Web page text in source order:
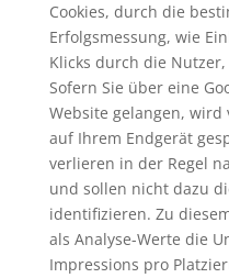
Cookies, durch die
Erfolgsmessung, wie
Klicks durch die
Sofern Sie über eine
Website gelangen, wird
auf Ihrem Endgerät
verlieren in der Regel
und sollen nicht dazu
identifizieren. Zu
als Analyse-Werte die
Impressions pro